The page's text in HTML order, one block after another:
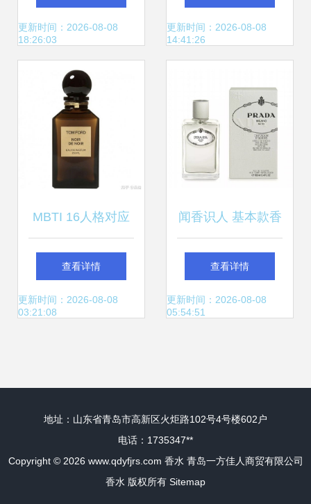
的性别边界
更新时间：2026-08-08
18:26:03
更新时间：2026-08-08
14:41:26
MBTI 16人格对应
的香氛美学 你的性
格是什么香水？
查看详情
更新时间：2026-08-08
03:21:08
闻香识人 基本款香
水与处男的微妙关
联
查看详情
更新时间：2026-08-08
05:54:51
地址：山东省青岛市高新区火炬路102号4号楼602户
电话：1735347**
Copyright © 2026 www.qdyfjrs.com 香水 青岛一方佳人商贸有限公司
香水 版权所有 Sitemap